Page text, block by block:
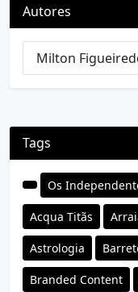
Autores
Milton
Tags
Os
Acqua Titãs
Astrologia
Branded Content